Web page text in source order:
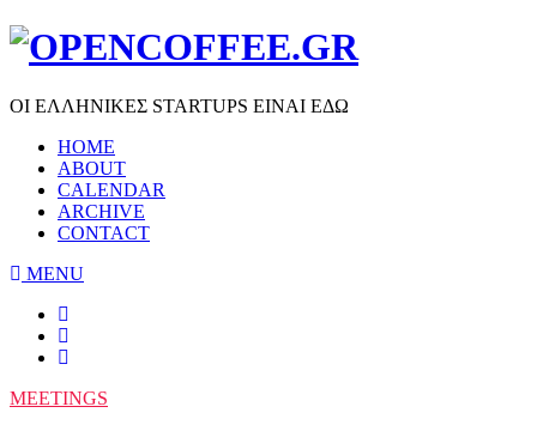
ΟΙ ΕΛΛΗΝΙΚΕΣ STARTUPS ΕΙΝΑΙ ΕΔΩ
HOME
ABOUT
CALENDAR
ARCHIVE
CONTACT
MENU
MEETINGS